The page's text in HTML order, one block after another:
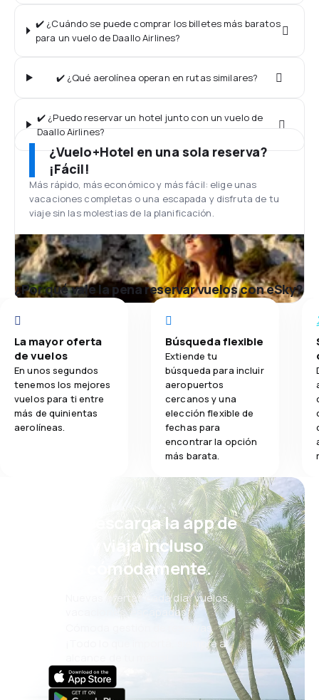
✔️ ¿Cuándo se puede comprar los billetes más baratos
para un vuelo de Daallo Airlines?
✔️ ¿Qué aerolínea operan en rutas similares?
✔️ ¿Puedo reservar un hotel junto con un vuelo de
Daallo Airlines?
¿Vuelo+Hotel en una sola reserva?
¡Fácil!
Más rápido, más económico y más fácil: elige unas
vacaciones completas o una escapada y disfruta de tu
viaje sin las molestias de la planificación.
¿Por qué vale la pena reservar vuelos con eSky?
La mayor oferta
de vuelos
En unos segundos
tenemos los mejores
vuelos para ti entre
más de quinientas
aerolíneas.
Búsqueda flexible
Extiende tu
búsqueda para incluir
aeropuertos
cercanos y una
elección flexible de
fechas para
encontrar la opción
más barata.
¡Eh! Descarga la app de
eSky y viaja incluso
más cómodamente.
Nuevas ofertas cada día: vuelos,
vacaciones, escapadas
Cómoda gestión de reservas
¡Todo lo que importa, siempre al